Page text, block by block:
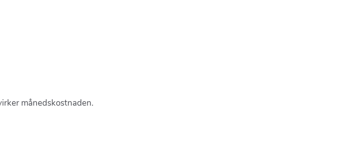
månedskostnaden.